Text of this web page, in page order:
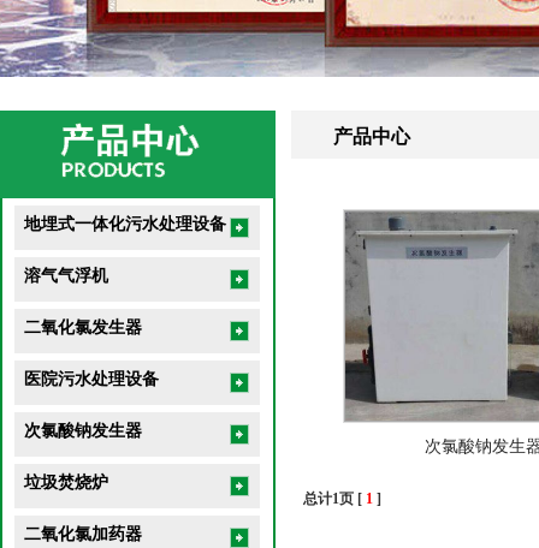
地埋式一体化污水处理设备
溶气气浮机
二氧化氯发生器
医院污水处理设备
次氯酸钠发生器
垃圾焚烧炉
二氧化氯加药器
产品中心
次氯酸钠发生
总计1页 [ 1 ]